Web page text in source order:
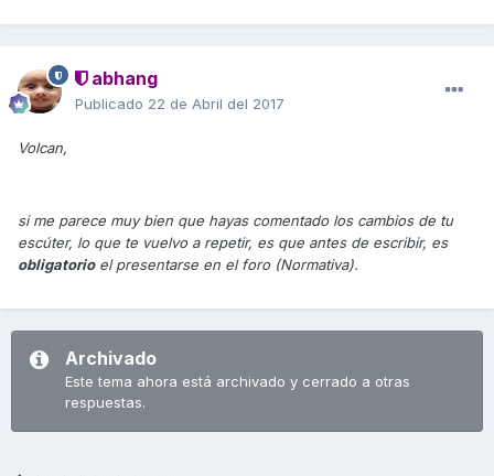
abhang
Publicado 22 de Abril del 2017
Volcan,
si me parece muy bien que hayas comentado los cambios de tu
escúter, lo que te vuelvo a repetir, es que antes de escribir, es
obligatorioel presentarse en el foro (Normativa).
Archivado
Este tema ahora está archivado y cerrado a otras
respuestas.